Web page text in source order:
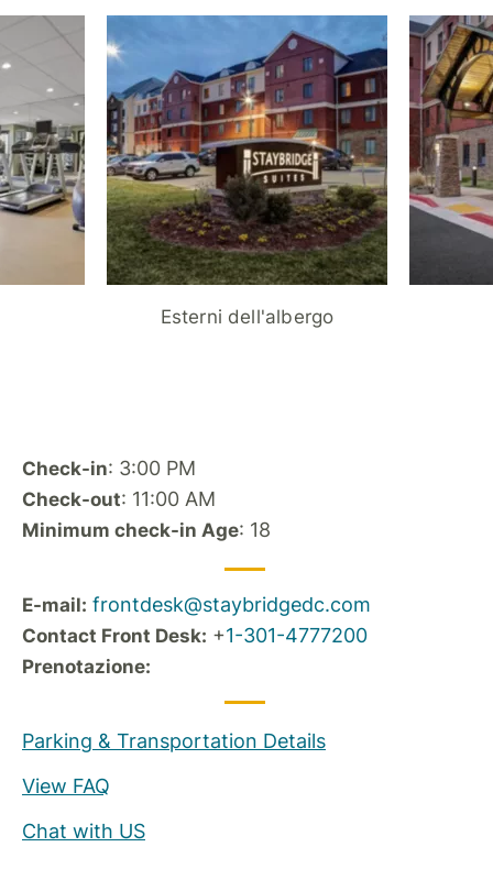
Esterni dell'albergo
Check-in: 3:00 PM
Check-out: 11:00 AM
Minimum check-in Age: 18
E-mail: frontdesk@staybridgedc.com
Contact Front Desk: +1-301-4777200
Prenotazione:
Parking & Transportation Details
View FAQ
Chat with US